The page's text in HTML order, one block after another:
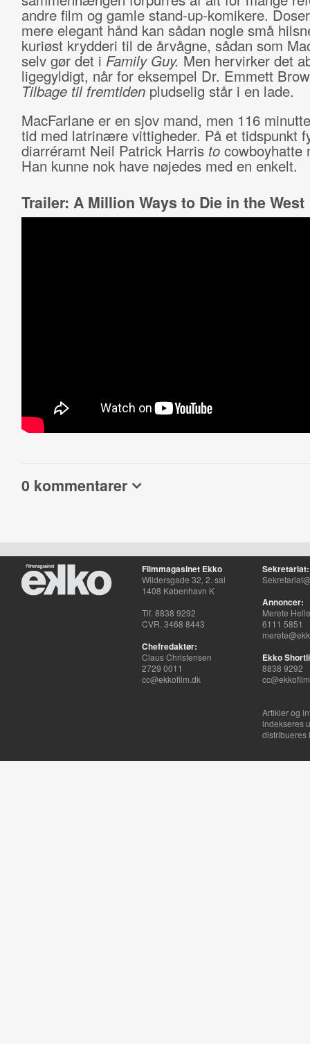
andre film og gamle stand-up-komikere.
mere elegant hånd kan sådan nogle små
kuriøst krydderi til de årvågne, sådan som
selv gør det i Family Guy. Men hervirker det
ligegyldigt, når for eksempel Dr. Emmett
Tilbage til fremtidenpludselig står i en lade.
MacFarlane er en sjov mand, men 116
tid med latrinære vittigheder. På et tidspunkt
diarréramt Neil Patrick Harris tocowboyhatte
Han kunne nok have nøjedes med en enkelt.
Trailer: A Million Ways to Die in the West
0 kommentarer
Filmmagasinet Ekko
Wildersgade 32, 2. sal
1408 København K
Tlf. 8838 9292
CVR. 3468 8443
Chefredaktør:
Claus Christensen
2729 0011
cc@ekkofilm.dk
Sekretariat:
Annoncer:
Merete
6111 5851
Ekko
8838 9292
Artikler og
indekseres
distribueres